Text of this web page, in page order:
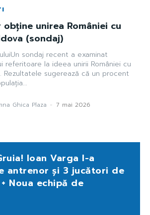
unirea României cu
(sondaj)
sondaj recent a examinat
referitoare la ideea unirii României cu
Rezultatele sugerează că un procent
Ghica Plaza - 7 mai 2026
Ioan Varga l-a
antrenor și 3 jucători de
Noua echipă de